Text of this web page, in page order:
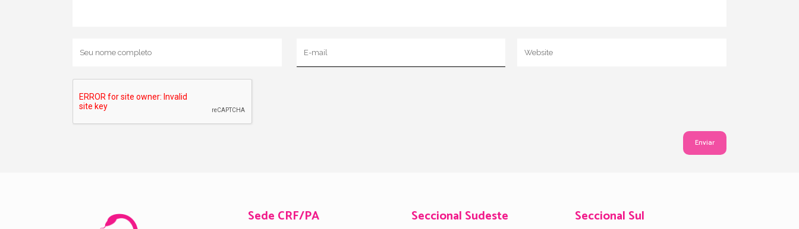
Sede CRF/PA Seccional Sudeste Seccional Sul